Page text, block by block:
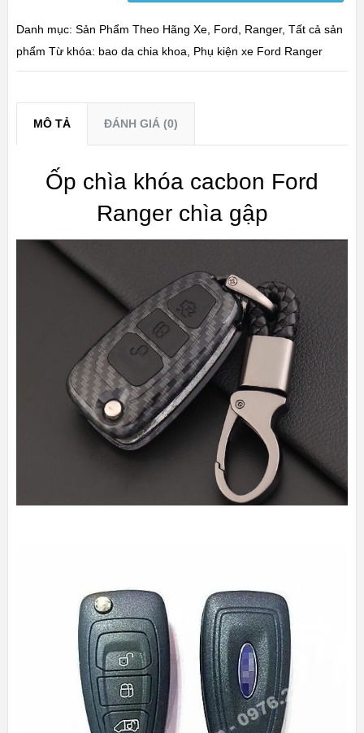
Danh mục: Sản Phẩm Theo Hãng Xe, Ford Ranger, Tất cả sản
phẩm Từ khóa: bao da chia khoa Phụ kiện xe Ford Ranger
MÔ TẢ ĐÁNH GIÁ (0)
Ốp chìa khóa cacbon Ford
Ranger chìa gập